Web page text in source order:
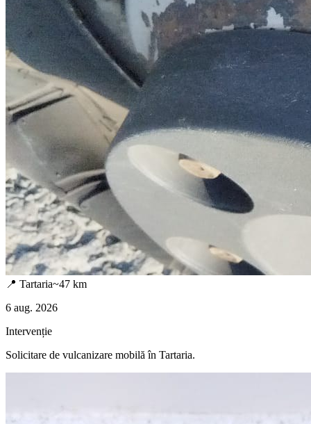
📍 Tartaria~47 km
6 aug. 2026
Intervenție
Solicitare de vulcanizare mobilă în Tartaria.